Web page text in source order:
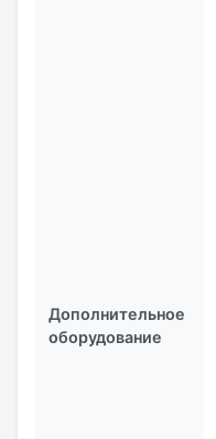
Дополнительное
оборудование